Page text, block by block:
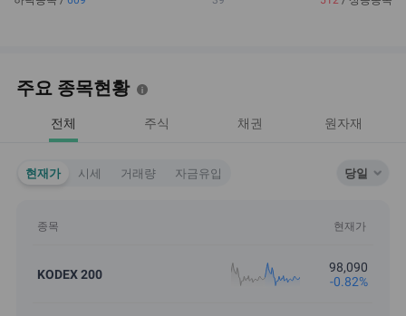
주요 종목현황
전체 주식 채권 원자재
현재가 시세 거래량 자금유입 당일
종목 현재가
KODEX 200
98,090
-0.82%